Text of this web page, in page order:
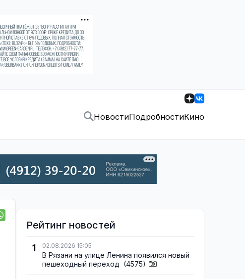
НовостиПодробностиКино
Рейтинг новостей
1
02.08.2026 15:05
В Рязани на улице Ленина появился новый
пешеходный переход (4575)